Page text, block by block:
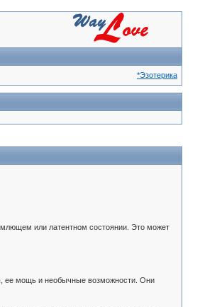
*Эзотерика
или латентном состоянии. Это может
ее мощь и необычные возможности. Они